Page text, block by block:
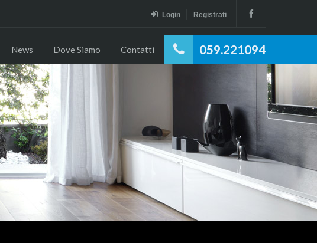
Login Registrati
059.221094
News Dove Siamo Contatti